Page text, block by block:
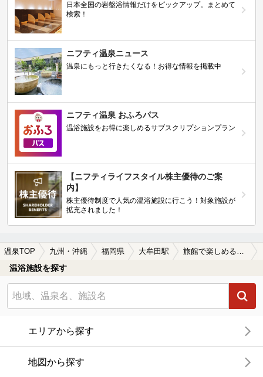
日本全国の岩盤浴情報だけをピックアップ。まとめて
検索！
ニフティ温泉ニュース
温泉にもっと行きたくなる！お得な情報を掲載中
ニフティ温泉 おふろパス
温浴施設をお得に楽しめるサブスクリプションプラン
【ニフティライフスタイル株主優待のご案
内】
株主優待制度で人気の温浴施設に行こう！対象施設が
拡充されました！
温泉TOP 九州・沖縄 福岡県 大牟田駅 旅館で楽しめる大牟田駅近くの温泉、日帰り温泉、スーパー銭湯おすすめ
温浴施設を探す
エリアから探す
地図から探す